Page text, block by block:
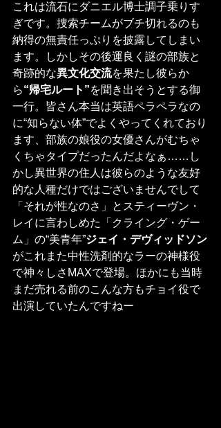
これは流石にダニエル博士調子乗りす
ぎです。捜索チームがブチ切れるのも
納得の無責任っぷりを披露してしまい
ます。しかしその後運良く謎の部族と
奇跡的な異文化交流を果たし彼らか
ら“帰宅ルート”を聞き出そうとする御
一行。皆さん本当は英語ペラペラなの
に“知らない体”でよくやってくれており
ます、部族の娘役の女優さんがむちゃ
くちゃタイプだったんだよなぁ……し
かし異世界の住人は彼らのような友好
的な人種だけではございませんでして
「それが性なのさ」とスティーヴン・
レイに言わしめた「クライング・ゲー
ム」の“美青年”ジェイ・デヴィッドソン
がこれまた中性洗剤的なラーの神様役
で神々しさMAXで登場。ほかにも当時
まだ売れる前のこんな方もチョイ役で
出演していたんですねー